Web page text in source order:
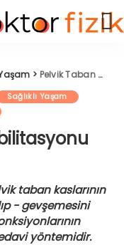
> Pelvik Taban Rehabilitasyonu Nedir?
Sağlıklı Yaşam
taban kaslarının
- gevşemesini
yöntemidir.